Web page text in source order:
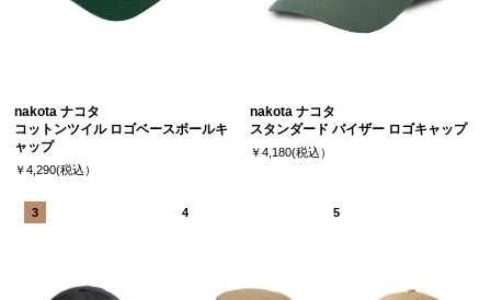
nakota ナコタ
コットンツイル ロゴベースボールキ
ャップ
￥4,290(税込）
nakota ナコタ
スタンダード バイザー ロゴキャップ
￥4,180(税込）